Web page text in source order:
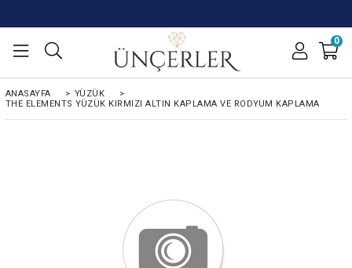
0
ANASAYFA > YÜZÜK
>
THE ELEMENTS YÜZÜK KIRMIZI ALTIN KAPLAMA VE RODYUM KAPLAMA